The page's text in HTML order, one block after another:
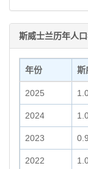
斯威士兰历年人
年份 斯
2025
2024
2023
2022